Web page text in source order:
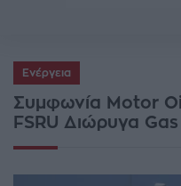
Ενέργεια
Συμφωνία Motor
FSRU Διώρυγα Gas